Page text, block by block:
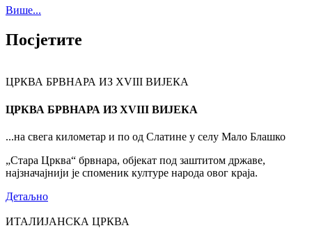
Више...
Посјетите
ЦРКВА БРВНАРА ИЗ XVIII ВИЈЕКА
ЦРКВА БРВНАРА ИЗ XVIII ВИЈЕКА
...на свега километар и по од Слатине у селу Мало Блашко
„Стара Црква“ брвнара, објекат под заштитом државе,
најзначајнији је споменик културе народа овог краја.
Детаљно
ИТАЛИЈАНСКА ЦРКВА